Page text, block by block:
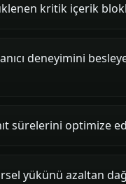
kritik içerik
deneyimini
sürelerini optimize
yükünü azaltan